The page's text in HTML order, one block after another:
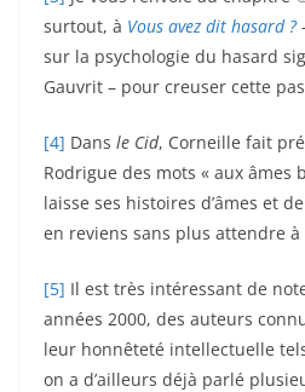
surtout, à Vous avez dit hasard ?
sur la psychologie du hasard
Gauvrit – pour creuser cette
[4] Dans le Cid, Corneille fait
Rodrigue des mots « aux âmes
laisse ses histoires d’âmes et
en reviens sans plus attendre à
[5] Il est très intéressant de
années 2000, des auteurs
leur honnêteté intellectuelle
on a d’ailleurs déjà parlé